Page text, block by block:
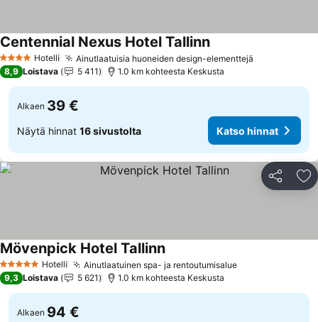
4 Tähtiluokitus
Hotelli Ainutlaatuisia huoneiden design-elementtejä
Centennial Nexus Hotel TallinnKatso hinnat
8,9 Loistava 5 411 1.0 km kohteesta Keskusta
Alkaen 39 €
Näytä hinnat 16 sivustolta Katso hinnat
Jaa
5 Tähtiluokitus
Hotelli Ainutlaatuinen spa- ja rentoutumisalueKatso hinnat
Mövenpick Hotel TallinnKatso hinnat
9,3 Loistava 5 621 1.0 km kohteesta Keskusta
Alkaen 94 €